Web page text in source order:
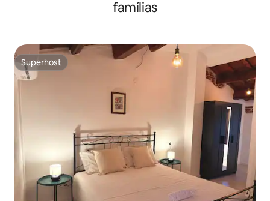
famílias
Superhost
Superhost